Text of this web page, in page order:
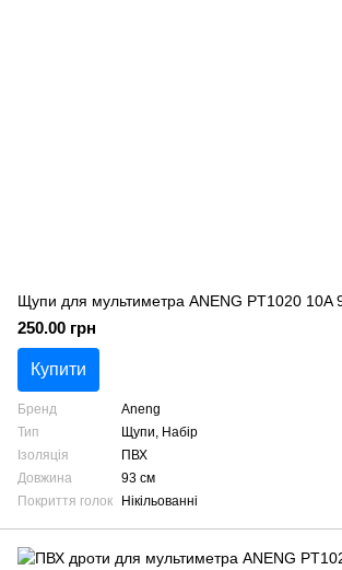
Щупи для мультиметра ANENG PT1020 10A
250.00 грн
Купити
Бренд
Aneng
Тип
Щупи, Набір
Ізоляція
ПВХ
Довжина
93 см
Покриття голок
Нікільованні